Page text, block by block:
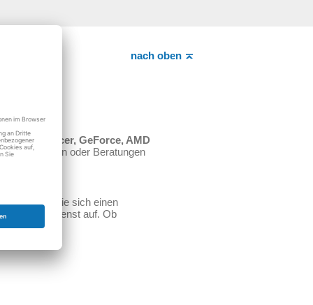
nach oben
Intel, Acer, GeForce, AMD
Für Fragen oder Beratungen
Suchen Sie sich einen
PC Notdienst auf. Ob